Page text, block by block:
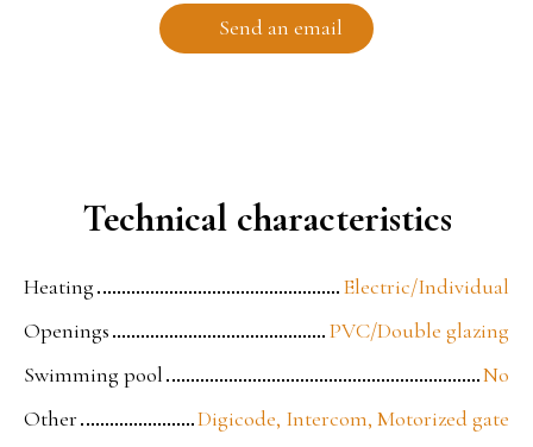
Send an email
Technical characteristics
Heating
Electric/Individual
Openings
PVC/Double glazing
Swimming pool
No
Other
Digicode, Intercom, Motorized gate